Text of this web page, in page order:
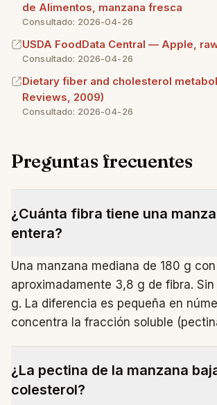
de Alimentos, manzana fresca
Consultado: 2026-04-26
USDA FoodData Central — Apple,
Consultado: 2026-04-26
Dietary fiber and cholesterol
Reviews, 2009)
Consultado: 2026-04-26
Preguntas frecuentes
¿Cuánta fibra tiene una
entera?
Una manzana mediana de 180 g
aproximadamente 3,8 g de fibra.
g. La diferencia es pequeña en
concentra la fracción soluble
¿La pectina de la manzana
colesterol?